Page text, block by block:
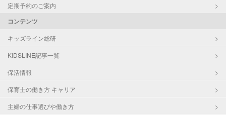
定期予約のご案内
コンテンツ
キッズライン総研
KIDSLINE記事一覧
保活情報
保育士の働き方 キャリア
主婦の仕事選びや働き方